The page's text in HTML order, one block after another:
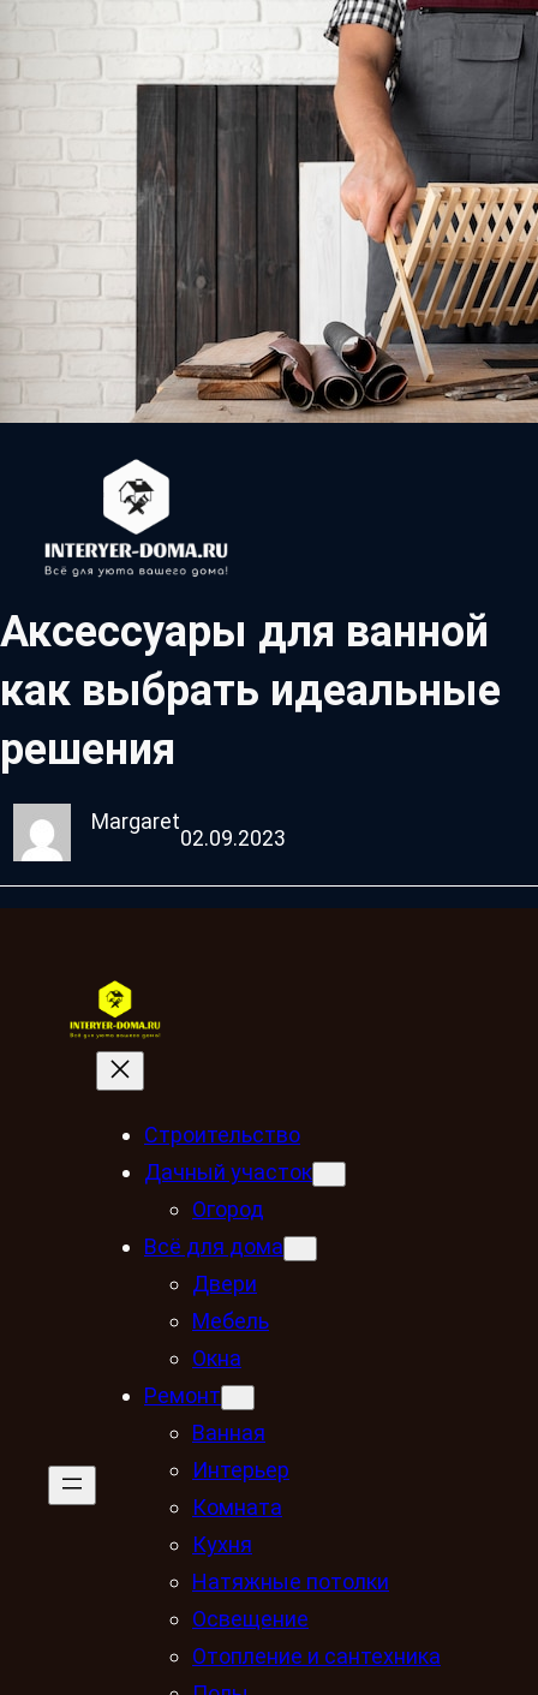
Аксессуары для ванной
как выбрать идеальные
решения
Margaret
02.09.2023
Строительство
Дачный участок
Огород
Всё для дома
Двери
Мебель
Окна
Ремонт
Ванная
Интерьер
Комната
Кухня
Натяжные потолки
Освещение
Отопление и сантехника